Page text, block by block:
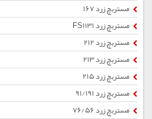
مستربچ زرد 167
مستربچ زرد FS1131
مستربچ زرد 212
مستربچ زرد 213
مستربچ زرد 215
مستربچ زرد 91/191
مستربچ زرد 76/56